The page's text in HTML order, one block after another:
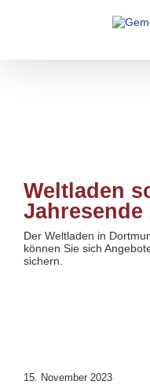
Weltladen
Jahresende
Der Weltladen in
können Sie sich
sichern.
15. November 2023